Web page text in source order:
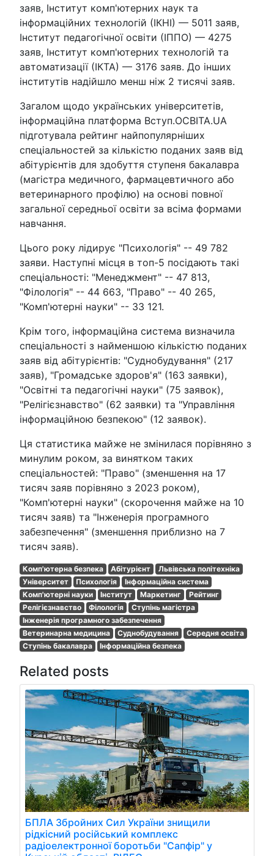
заяв, Інститут комп'ютерних наук та
інформаційних технологій (ІКНІ) — 5011 заяв,
Інститут педагогічної освіти (ІППО) — 4275
заяв, Інститут комп'ютерних технологій та
автоматизації (ІКТА) — 3176 заяв. До інших
інститутів надійшло менш ніж 2 тисячі заяв.
Загалом щодо українських університетів,
інформаційна платформа Вступ.ОСВІТА.UA
підготувала рейтинг найпопулярніших
спеціальностей за кількістю поданих заяв від
абітурієнтів для здобуття ступеня бакалавра
(магістра медичного, фармацевтичного або
ветеринарного профілю) на основі повної
загальної середньої освіти за всіма формами
навчання.
Цього року лідирує "Психологія" -- 49 782
заяви. Наступні місця в топ-5 посідають такі
спеціальності: "Менеджмент" -- 47 813,
"Філологія" -- 44 663, "Право" -- 40 265,
"Комп'ютерні науки" -- 33 121.
Крім того, інформаційна система визначила
спеціальності з найменшою кількістю поданих
заяв від абітурієнтів: "Суднобудування" (217
заяв), "Громадське здоров'я" (163 заявки),
"Освітні та педагогічні науки" (75 заявок),
"Релігієзнавство" (62 заявки) та "Управління
інформаційною безпекою" (12 заявок).
Ця статистика майже не змінилася порівняно з
минулим роком, за винятком таких
спеціальностей: "Право" (зменшення на 17
тисяч заяв порівняно з 2023 роком),
"Комп'ютерні науки" (скорочення майже на 10
тисяч заяв) та "Інженерія програмного
забезпечення" (зменшення приблизно на 7
тисяч заяв).
Комп'ютерна безпека Абітурієнт
Львівська політехніка
Університет
Психологія
Інформаційна система
Комп'ютерні науки
Інститут Маркетинг
Рейтинг
Релігієзнавство
Філологія
Ступінь магістра
Інженерія програмного забезпечення
Ветеринарна медицина
Суднобудування
Середня освіта
Ступінь бакалавра
Інформаційна безпека
Related posts
БПЛА Збройних Сил України знищили
рідкісний російський комплекс
радіоелектронної боротьби "Сапфір" у